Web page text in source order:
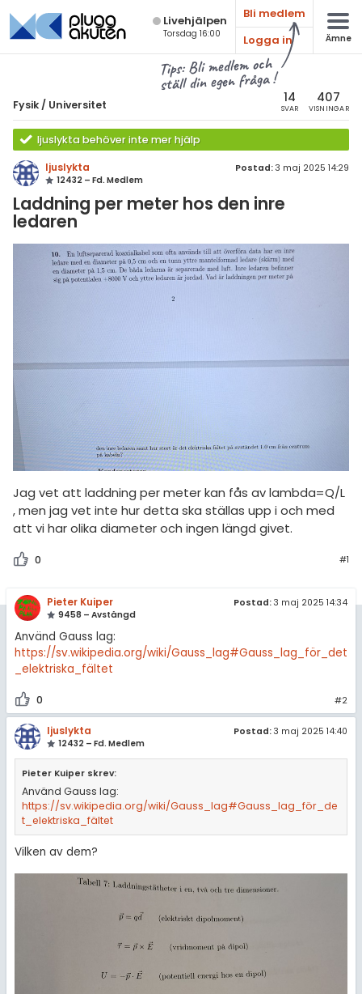
Live­hjälpen
Torsdag 16:00
Bli medlem
Logga in
Ämne
Tips: Bli medlem och
ställ din egen fråga !
Fysik / Universitet 14
SVAR
407
VISNINGAR
ljuslykta behöver inte mer hjälp
ljuslykta
12432 – Fd. Medlem
Postad: 3 maj 2025 14:29
Laddning per meter hos den inre
ledaren
Jag vet att laddning per meter kan fås av lambda=Q/L
, men jag vet inte hur detta ska ställas upp i och med
att vi har olika diameter och ingen längd givet.
0 #1
Pieter Kuiper
9458 – Avstängd
Postad: 3 maj 2025 14:34
Använd Gauss lag:
https://sv.wikipedia.org/wiki/Gauss_lag#Gauss_lag_för_det
_elektriska_fältet
0 #2
ljuslykta
12432 – Fd. Medlem
Postad: 3 maj 2025 14:40
Pieter Kuiper skrev:
Använd Gauss lag:
https://sv.wikipedia.org/wiki/Gauss_lag#Gauss_lag_för_de
t_elektriska_fältet
Vilken av dem?
Alla ämnen
Fysik
Alla trådar
Grundskola
Fysik 2
Universitet
MaFy (fysikdelen)
Topplistor
För lärare
3 inloggade
Om Pluggakuten
Cookie-inställningar
& Bygg
ämnen
diskussioner